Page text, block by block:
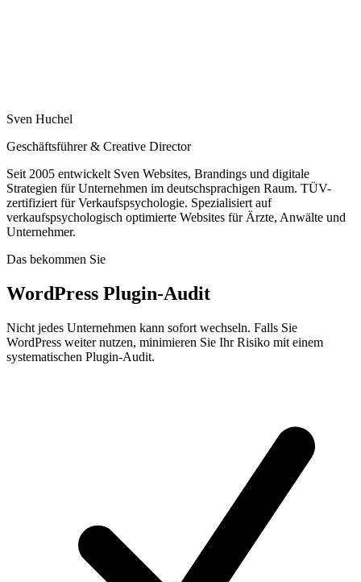
Sven Huchel
Geschäftsführer & Creative Director
Seit 2005 entwickelt Sven Websites, Brandings und digitale
Strategien für Unternehmen im deutschsprachigen Raum. TÜV-
zertifiziert für Verkaufspsychologie. Spezialisiert auf
verkaufspsychologisch optimierte Websites für Ärzte, Anwälte und
Unternehmer.
Das bekommen Sie
WordPress Plugin-Audit
Nicht jedes Unternehmen kann sofort wechseln. Falls Sie
WordPress weiter nutzen, minimieren Sie Ihr Risiko mit einem
systematischen Plugin-Audit.